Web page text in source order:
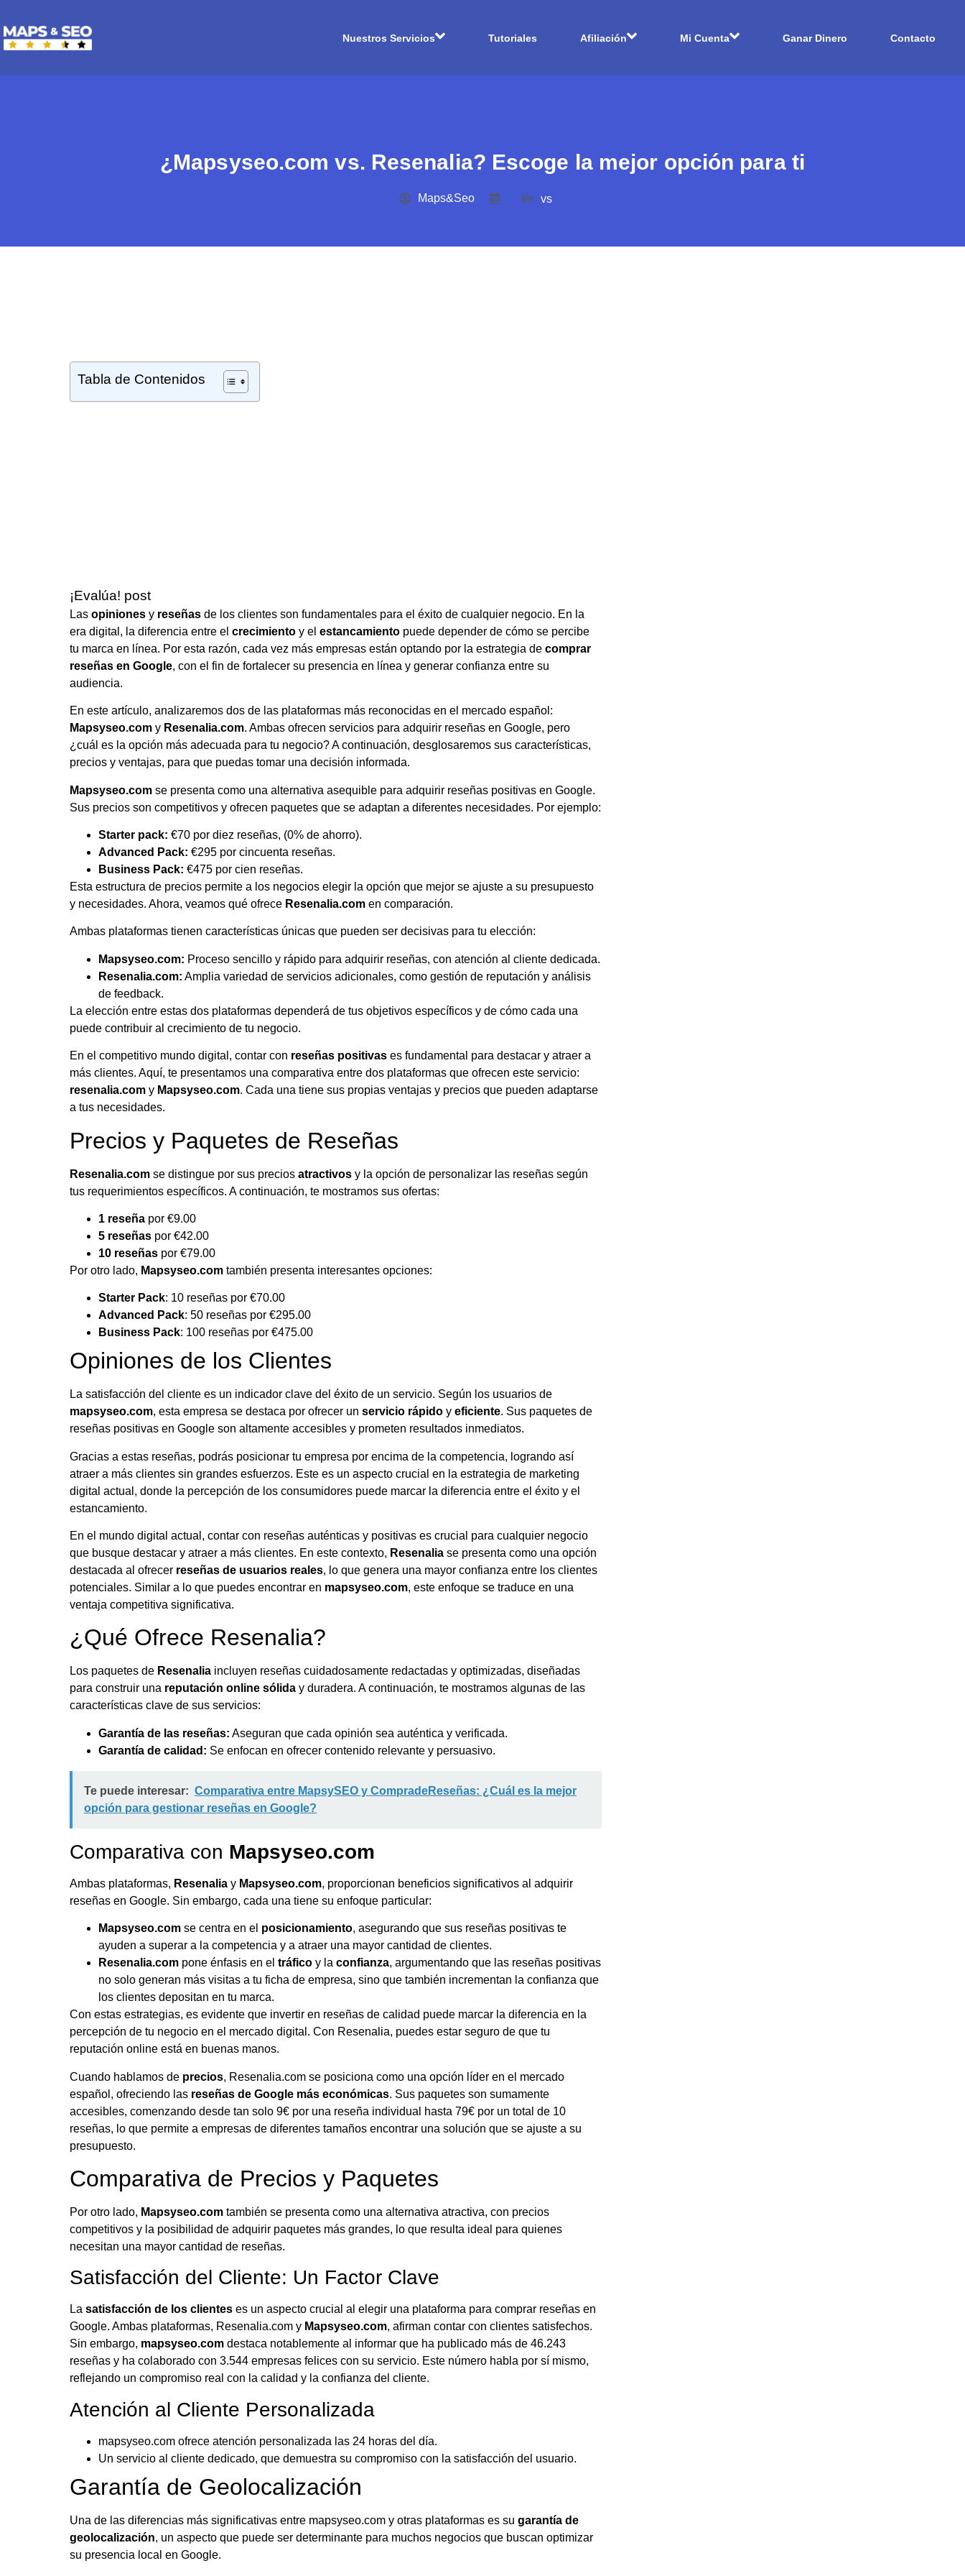
Nuestros Servicios Tutoriales Afiliación Mi Cuenta Ganar Dinero Contacto
¿Mapsyseo.com vs. Resenalia? Escoge la mejor opción para ti
Maps&Seo vs
Tabla de Contenidos
¡Evalúa! post
Las opiniones y reseñas de los clientes son fundamentales para el éxito de cualquier negocio. En la
era digital, la diferencia entre el crecimiento y el estancamiento puede depender de cómo se percibe
tu marca en línea. Por esta razón, cada vez más empresas están optando por la estrategia de comprar
reseñas en Google, con el fin de fortalecer su presencia en línea y generar confianza entre su
audiencia.
En este artículo, analizaremos dos de las plataformas más reconocidas en el mercado español:
Mapsyseo.com y Resenalia.com. Ambas ofrecen servicios para adquirir reseñas en Google, pero
¿cuál es la opción más adecuada para tu negocio? A continuación, desglosaremos sus características,
precios y ventajas, para que puedas tomar una decisión informada.
Mapsyseo.com se presenta como una alternativa asequible para adquirir reseñas positivas en Google.
Sus precios son competitivos y ofrecen paquetes que se adaptan a diferentes necesidades. Por ejemplo:
Starter pack: €70 por diez reseñas, (0% de ahorro).
Advanced Pack: €295 por cincuenta reseñas.
Business Pack: €475 por cien reseñas.
Esta estructura de precios permite a los negocios elegir la opción que mejor se ajuste a su presupuesto
y necesidades. Ahora, veamos qué ofrece Resenalia.com en comparación.
Ambas plataformas tienen características únicas que pueden ser decisivas para tu elección:
Mapsyseo.com: Proceso sencillo y rápido para adquirir reseñas, con atención al cliente dedicada.
Resenalia.com: Amplia variedad de servicios adicionales, como gestión de reputación y análisis
de feedback.
La elección entre estas dos plataformas dependerá de tus objetivos específicos y de cómo cada una
puede contribuir al crecimiento de tu negocio.
En el competitivo mundo digital, contar con reseñas positivas es fundamental para destacar y atraer a
más clientes. Aquí, te presentamos una comparativa entre dos plataformas que ofrecen este servicio:
resenalia.com y Mapsyseo.com. Cada una tiene sus propias ventajas y precios que pueden adaptarse
a tus necesidades.
Precios y Paquetes de Reseñas
Resenalia.com se distingue por sus precios atractivos y la opción de personalizar las reseñas según
tus requerimientos específicos. A continuación, te mostramos sus ofertas:
1 reseña por €9.00
5 reseñas por €42.00
10 reseñas por €79.00
Por otro lado, Mapsyseo.com también presenta interesantes opciones:
Starter Pack: 10 reseñas por €70.00
Advanced Pack: 50 reseñas por €295.00
Business Pack: 100 reseñas por €475.00
Opiniones de los Clientes
La satisfacción del cliente es un indicador clave del éxito de un servicio. Según los usuarios de
mapsyseo.com, esta empresa se destaca por ofrecer un servicio rápido y eficiente. Sus paquetes de
reseñas positivas en Google son altamente accesibles y prometen resultados inmediatos.
Gracias a estas reseñas, podrás posicionar tu empresa por encima de la competencia, logrando así
atraer a más clientes sin grandes esfuerzos. Este es un aspecto crucial en la estrategia de marketing
digital actual, donde la percepción de los consumidores puede marcar la diferencia entre el éxito y el
estancamiento.
En el mundo digital actual, contar con reseñas auténticas y positivas es crucial para cualquier negocio
que busque destacar y atraer a más clientes. En este contexto, Resenalia se presenta como una opción
destacada al ofrecer reseñas de usuarios reales, lo que genera una mayor confianza entre los clientes
potenciales. Similar a lo que puedes encontrar en mapsyseo.com, este enfoque se traduce en una
ventaja competitiva significativa.
¿Qué Ofrece Resenalia?
Los paquetes de Resenalia incluyen reseñas cuidadosamente redactadas y optimizadas, diseñadas
para construir una reputación online sólida y duradera. A continuación, te mostramos algunas de las
características clave de sus servicios:
Garantía de las reseñas: Aseguran que cada opinión sea auténtica y verificada.
Garantía de calidad: Se enfocan en ofrecer contenido relevante y persuasivo.
Te puede interesar: Comparativa entre MapsySEO y CompradeReseñas: ¿Cuál es la mejor
opción para gestionar reseñas en Google?
Comparativa con Mapsyseo.com
Ambas plataformas, Resenalia y Mapsyseo.com, proporcionan beneficios significativos al adquirir
reseñas en Google. Sin embargo, cada una tiene su enfoque particular:
Mapsyseo.com se centra en el posicionamiento, asegurando que sus reseñas positivas te
ayuden a superar a la competencia y a atraer una mayor cantidad de clientes.
Resenalia.com pone énfasis en el tráfico y la confianza, argumentando que las reseñas positivas
no solo generan más visitas a tu ficha de empresa, sino que también incrementan la confianza que
los clientes depositan en tu marca.
Con estas estrategias, es evidente que invertir en reseñas de calidad puede marcar la diferencia en la
percepción de tu negocio en el mercado digital. Con Resenalia, puedes estar seguro de que tu
reputación online está en buenas manos.
Cuando hablamos de precios, Resenalia.com se posiciona como una opción líder en el mercado
español, ofreciendo las reseñas de Google más económicas. Sus paquetes son sumamente
accesibles, comenzando desde tan solo 9€ por una reseña individual hasta 79€ por un total de 10
reseñas, lo que permite a empresas de diferentes tamaños encontrar una solución que se ajuste a su
presupuesto.
Comparativa de Precios y Paquetes
Por otro lado, Mapsyseo.com también se presenta como una alternativa atractiva, con precios
competitivos y la posibilidad de adquirir paquetes más grandes, lo que resulta ideal para quienes
necesitan una mayor cantidad de reseñas.
Satisfacción del Cliente: Un Factor Clave
La satisfacción de los clientes es un aspecto crucial al elegir una plataforma para comprar reseñas en
Google. Ambas plataformas, Resenalia.com y Mapsyseo.com, afirman contar con clientes satisfechos.
Sin embargo, mapsyseo.com destaca notablemente al informar que ha publicado más de 46.243
reseñas y ha colaborado con 3.544 empresas felices con su servicio. Este número habla por sí mismo,
reflejando un compromiso real con la calidad y la confianza del cliente.
Atención al Cliente Personalizada
mapsyseo.com ofrece atención personalizada las 24 horas del día.
Un servicio al cliente dedicado, que demuestra su compromiso con la satisfacción del usuario.
Garantía de Geolocalización
Una de las diferencias más significativas entre mapsyseo.com y otras plataformas es su garantía de
geolocalización, un aspecto que puede ser determinante para muchos negocios que buscan optimizar
su presencia local en Google.